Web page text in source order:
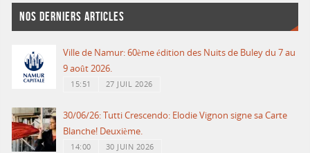
NOS DERNIERS ARTICLES
Ville de Namur: 60ème édition des Nuits de Buley du 7 au
9 août 2026.
15:51 27 JUIL 2026
30/06/26: Tutti Crescendo: Elodie Vignon signe sa Carte
Blanche! Deuxième.
14:00 30 JUIN 2026